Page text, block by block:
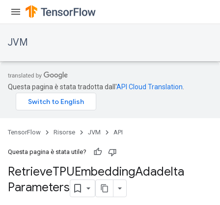
JVM
Questa pagina è stata tradotta dall'API Cloud Translation
TensorFlow Risorse JVM API
Questa pagina è stata utile?
RetrieveTPUEmbeddingAdadelta
Parameters